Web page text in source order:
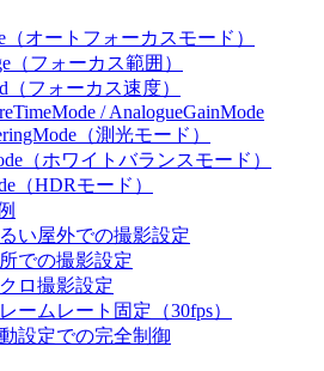
（オートフォーカスモード）
（フォーカス範囲）
（フォーカス速度）
/ AnalogueGainMode
（測光モード）
（ホワイトバランスモード）
（HDRモード）
い屋外での撮影設定
での撮影設定
ロ撮影設定
ームレート固定（30fps）
設定での完全制御